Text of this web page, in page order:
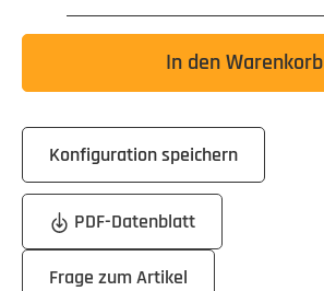
In den Warenkorb
Konfiguration speichern
PDF-Datenblatt
Frage zum Artikel